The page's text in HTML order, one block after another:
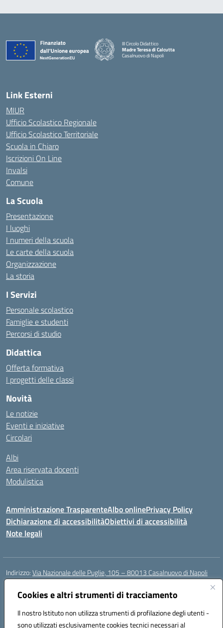
Cookies e altri strumenti di tracciamento
Il nostro Istituto non utilizza strumenti di profilazione degli utenti -
sono utilizzati esclusivamente cookies tecnici necessari al
III Circolo Didattico
Madre Teresa di Calcutta
Casalnuovo di Napoli
— Visita la pagina iniziale della scuola
Link Esterni
MIUR
Ufficio Scolastico Regionale
Ufficio Scolastico Territoriale
Scuola in Chiaro
Iscrizioni On Line
Invalsi
Comune
La Scuola
Presentazione
I luoghi
I numeri della scuola
Le carte della scuola
Organizzazione
La storia
I Servizi
Personale scolastico
Famiglie e studenti
Percorsi di studio
Didattica
Offerta formativa
I progetti delle classi
Novità
Le notizie
Eventi e iniziative
Circolari
Albi
Area riservata docenti
Modulistica
Amministrazione TrasparenteAlbo onlinePrivacy Policy
Dichiarazione di accessibilitàObiettivi di accessibilità
Note legali
Indirizzo:Via Nazionale delle Puglie, 105 – 80013 Casalnuovo di Napoli
Centralino:
Email:naee32300a@istruzione.it
Codice fiscale: 93007720639